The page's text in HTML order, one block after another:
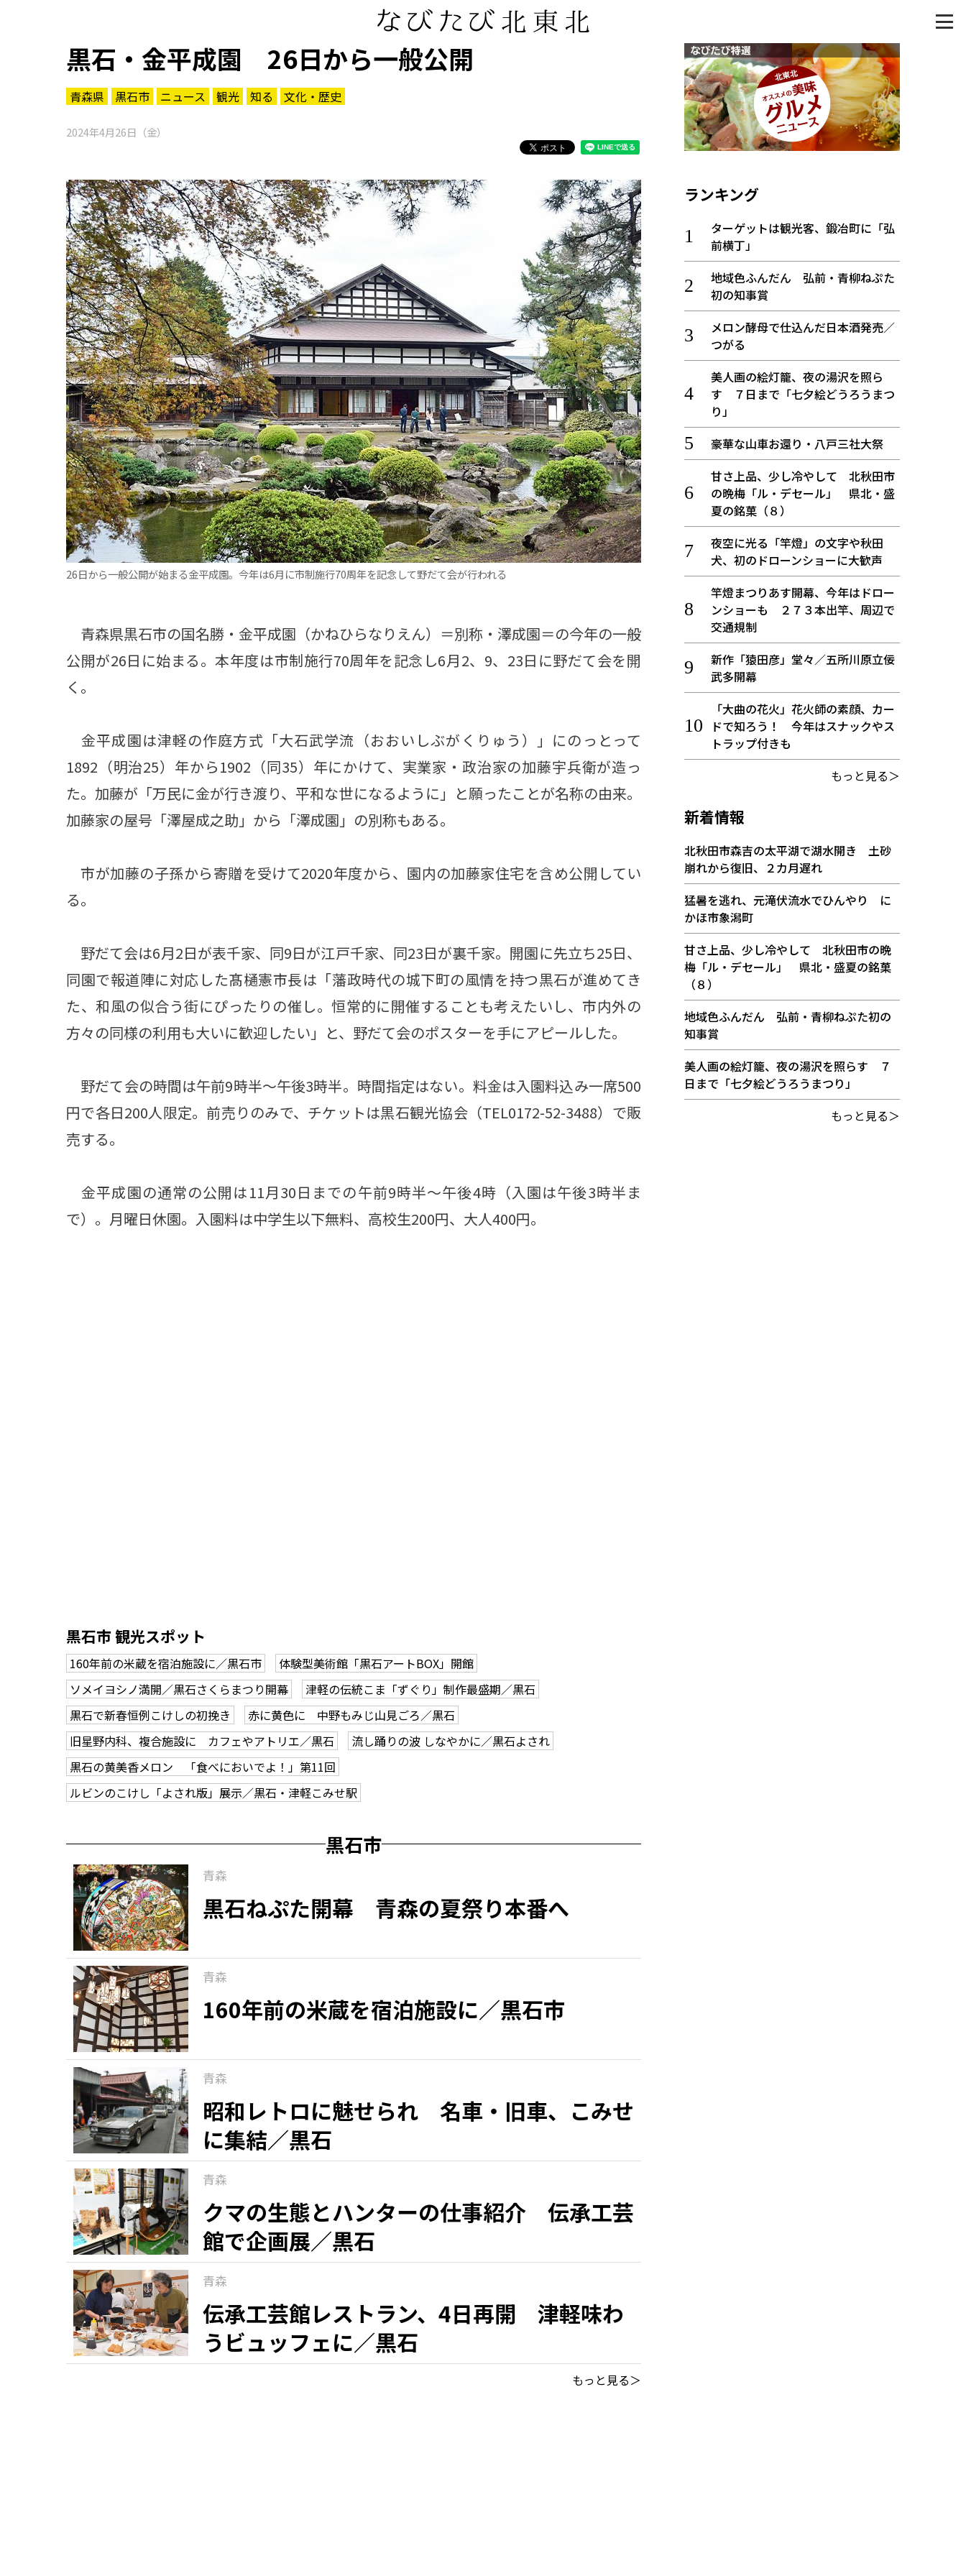
黒石・金平成園 26日から一般公開
青森県 黒石市 ニュース 観光 知る 文化・歴史
2024年4月26日（金）
26日から一般公開が始まる金平成園。今年は6月に市制施行70周年を記念して野だて会が行われる
青森県黒石市の国名勝・金平成園（かねひらなりえん）＝別称・澤成園＝の今年の一般
公開が26日に始まる。本年度は市制施行70周年を記念し6月2、9、23日に野だて会を開
く。
金平成園は津軽の作庭方式「大石武学流（おおいしぶがくりゅう）」にのっとって
1892（明治25）年から1902（同35）年にかけて、実業家・政治家の加藤宇兵衛が造っ
た。加藤が「万民に金が行き渡り、平和な世になるように」と願ったことが名称の由来。
加藤家の屋号「澤屋成之助」から「澤成園」の別称もある。
市が加藤の子孫から寄贈を受けて2020年度から、園内の加藤家住宅を含め公開してい
る。
野だて会は6月2日が表千家、同9日が江戸千家、同23日が裏千家。開園に先立ち25日、
同園で報道陣に対応した髙樋憲市長は「藩政時代の城下町の風情を持つ黒石が進めてき
た、和風の似合う街にぴったりの催し。恒常的に開催することも考えたいし、市内外の
方々の同様の利用も大いに歓迎したい」と、野だて会のポスターを手にアピールした。
野だて会の時間は午前9時半～午後3時半。時間指定はない。料金は入園料込み一席500
円で各日200人限定。前売りのみで、チケットは黒石観光協会（TEL0172-52-3488）で販
売する。
金平成園の通常の公開は11月30日までの午前9時半～午後4時（入園は午後3時半ま
で）。月曜日休園。入園料は中学生以下無料、高校生200円、大人400円。
黒石市 観光スポット
160年前の米蔵を宿泊施設に／黒石市
体験型美術館「黒石アートBOX」開館
ソメイヨシノ満開／黒石さくらまつり開幕
津軽の伝統こま「ずぐり」制作最盛期／黒石
黒石で新春恒例こけしの初挽き
赤に黄色に 中野もみじ山見ごろ／黒石
旧星野内科、複合施設に カフェやアトリエ／黒石
流し踊りの波 しなやかに／黒石よされ
黒石の黄美香メロン 「食べにおいでよ！」第11回
ルビンのこけし「よされ版」展示／黒石・津軽こみせ駅
黒石市
青森
黒石ねぷた開幕 青森の夏祭り本番へ
青森
160年前の米蔵を宿泊施設に／黒石市
青森
昭和レトロに魅せられ 名車・旧車、こみせ
に集結／黒石
青森
クマの生態とハンターの仕事紹介 伝承工芸
館で企画展／黒石
青森
伝承工芸館レストラン、4日再開 津軽味わ
うビュッフェに／黒石
もっと見る＞
ランキング
ターゲットは観光客、鍛冶町に「弘
前横丁」
地域色ふんだん 弘前・青柳ねぷた
初の知事賞
メロン酵母で仕込んだ日本酒発売／
つがる
美人画の絵灯籠、夜の湯沢を照ら
す ７日まで「七夕絵どうろうまつ
り」
豪華な山車お還り・八戸三社大祭
甘さ上品、少し冷やして 北秋田市
の晩梅「ル・デセール」 県北・盛
夏の銘菓（８）
夜空に光る「竿燈」の文字や秋田
犬、初のドローンショーに大歓声
竿燈まつりあす開幕、今年はドロー
ンショーも ２７３本出竿、周辺で
交通規制
新作「猿田彦」堂々／五所川原立佞
武多開幕
「大曲の花火」花火師の素顔、カー
ドで知ろう！ 今年はスナックやス
トラップ付きも
もっと見る＞
新着情報
北秋田市森吉の太平湖で湖水開き 土砂
崩れから復旧、２カ月遅れ
猛暑を逃れ、元滝伏流水でひんやり に
かほ市象潟町
甘さ上品、少し冷やして 北秋田市の晩
梅「ル・デセール」 県北・盛夏の銘菓
（８）
地域色ふんだん 弘前・青柳ねぷた初の
知事賞
美人画の絵灯籠、夜の湯沢を照らす ７
日まで「七夕絵どうろうまつり」
もっと見る＞
パワースポット
まつり・イベント
おみやげ・特産
道の駅・産直
アウトドア・レジャー
ご当地グルメ